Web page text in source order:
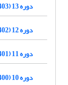
دوره 13 (1403)
دوره 12 (1402)
دوره 11 (1401)
دوره 10 (1400)